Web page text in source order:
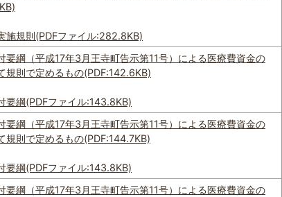
施規則(PDFファイル:282.8KB)
要綱（平成17年3月王寺町告示第11号）による医療費資金の
規則で定めるもの(PDF:142.6KB)
要綱(PDFファイル:143.8KB)
要綱（平成17年3月王寺町告示第11号）による医療費資金の
規則で定めるもの(PDF:144.7KB)
要綱(PDFファイル:143.8KB)
要綱（平成17年3月王寺町告示第11号）による医療費資金の